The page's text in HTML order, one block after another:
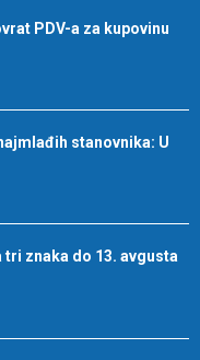
PDV-a za kupovinu
stanovnika: U
znaka do 13. avgusta